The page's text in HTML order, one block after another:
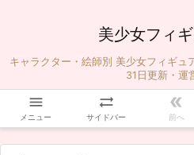
美少女フィ
キャラクター・絵師別 美少女フィギュ
31日更新・運

メニュー

サイドバー

前へ